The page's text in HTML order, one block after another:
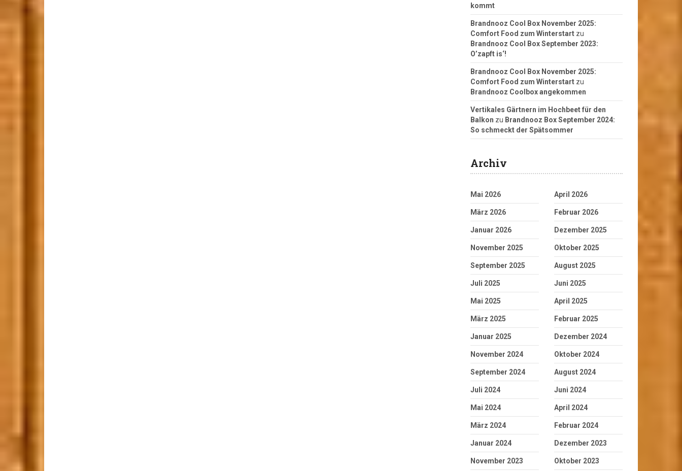
kommt
Brandnooz Cool Box November 2025:
Comfort Food zum Winterstart zu
Brandnooz Cool Box September 2023:
O’zapft is‘!
Brandnooz Cool Box November 2025:
Comfort Food zum Winterstart zu
Brandnooz Coolbox angekommen
Vertikales Gärtnern im Hochbeet für den
Balkon zu Brandnooz Box September 2024:
So schmeckt der Spätsommer
Archiv
Mai 2026 April 2026
März 2026 Februar 2026
Januar 2026 Dezember 2025
November 2025 Oktober 2025
September 2025 August 2025
Juli 2025 Juni 2025
Mai 2025 April 2025
März 2025 Februar 2025
Januar 2025 Dezember 2024
November 2024 Oktober 2024
September 2024 August 2024
Juli 2024 Juni 2024
Mai 2024 April 2024
März 2024 Februar 2024
Januar 2024 Dezember 2023
November 2023 Oktober 2023